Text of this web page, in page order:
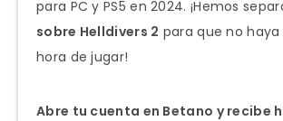
para PC y PS5 en 2024. ¡Hemos
sobre Helldivers 2 para que no
hora de jugar!
Abre tu cuenta en Betano y recibe